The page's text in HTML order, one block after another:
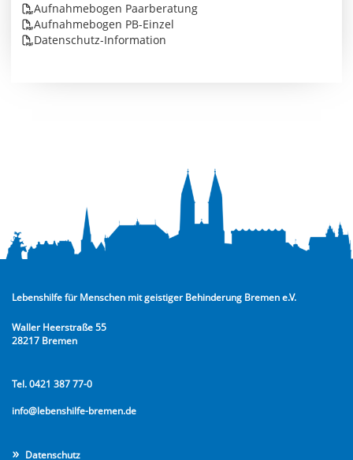
Aufnahmebogen Paarberatung
Aufnahmebogen PB-Einzel
Datenschutz-Information
Lebenshilfe für Menschen mit geistiger Behinderung Bremen e.V.
Waller Heerstraße 55
28217 Bremen
Tel. 0421 387 77-0
info@lebenshilfe-bremen.de
Datenschutz